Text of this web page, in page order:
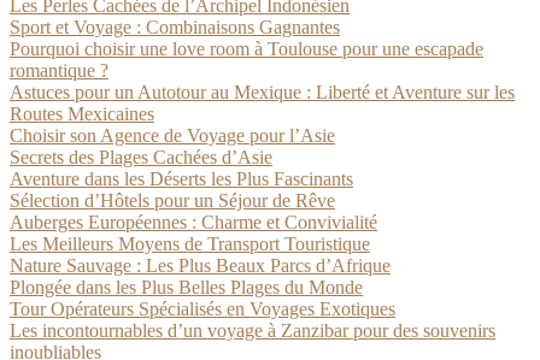
Les Perles Cachées de l’Archipel Indonésien
Sport et Voyage : Combinaisons Gagnantes
Pourquoi choisir une love room à Toulouse pour une escapade
romantique ?
Astuces pour un Autotour au Mexique : Liberté et Aventure sur les
Routes Mexicaines
Choisir son Agence de Voyage pour l’Asie
Secrets des Plages Cachées d’Asie
Aventure dans les Déserts les Plus Fascinants
Sélection d’Hôtels pour un Séjour de Rêve
Auberges Européennes : Charme et Convivialité
Les Meilleurs Moyens de Transport Touristique
Nature Sauvage : Les Plus Beaux Parcs d’Afrique
Plongée dans les Plus Belles Plages du Monde
Tour Opérateurs Spécialisés en Voyages Exotiques
Les incontournables d’un voyage à Zanzibar pour des souvenirs
inoubliables